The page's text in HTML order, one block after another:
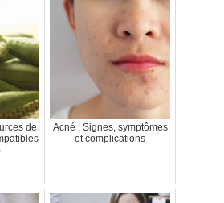
de
Acné : Signes, symptômes
et complications